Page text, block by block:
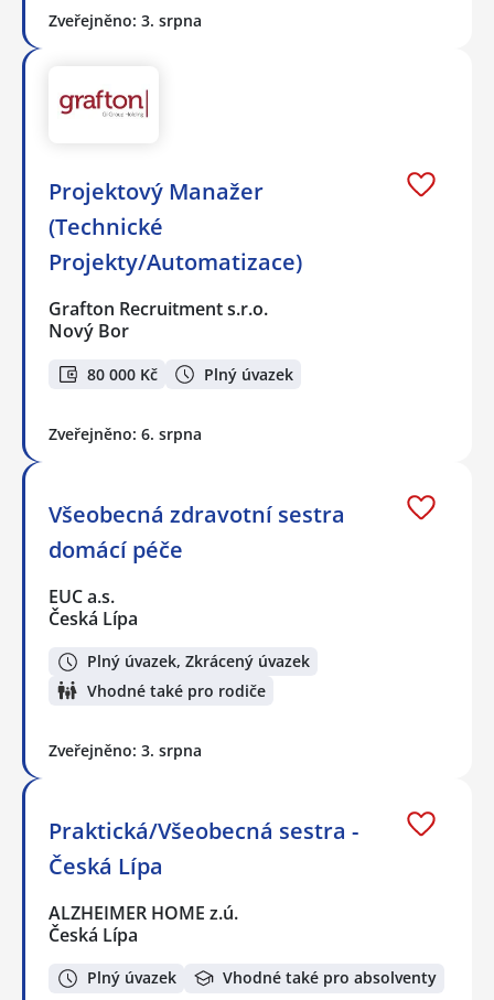
Zveřejněno: 3. srpna
Projektový Manažer
(Technické
Projekty/Automatizace)
Grafton Recruitment s.r.o.
Nový Bor
80 000 Kč Plný úvazek
Zveřejněno: 6. srpna
Všeobecná zdravotní sestra
domácí péče
EUC a.s.
Česká Lípa
Plný úvazek, Zkrácený úvazek
Vhodné také pro rodiče
Zveřejněno: 3. srpna
Praktická/Všeobecná sestra -
Česká Lípa
ALZHEIMER HOME z.ú.
Česká Lípa
Plný úvazek Vhodné také pro absolventy